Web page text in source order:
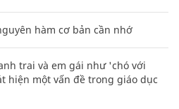
hàm cơ bản cần nhớ
trai và em gái như 'chó với
hiện một vấn đề trong giáo dục